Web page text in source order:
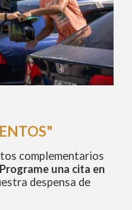
complementarios
Programe una cita en
despensa de